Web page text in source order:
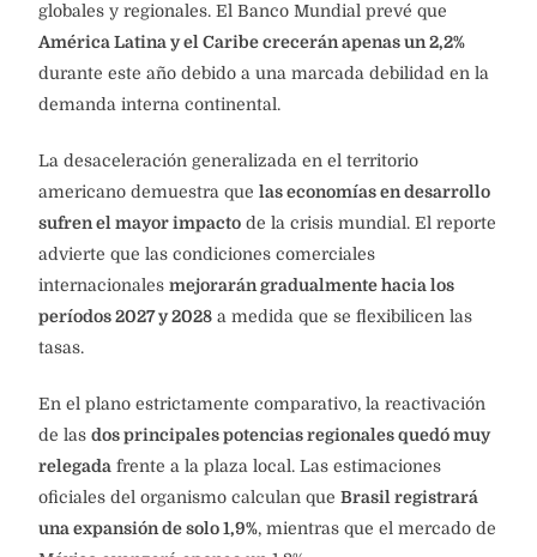
globales y regionales. El Banco Mundial prevé que
América Latina y el Caribe crecerán apenas un 2,2%
durante este año debido a una marcada debilidad en la
demanda interna continental.
La desaceleración generalizada en el territorio
americano demuestra que las economías en desarrollo
sufren el mayor impacto de la crisis mundial. El reporte
advierte que las condiciones comerciales
internacionales mejorarán gradualmente hacia los
períodos 2027 y 2028 a medida que se flexibilicen las
tasas.
En el plano estrictamente comparativo, la reactivación
de las dos principales potencias regionales quedó muy
relegada frente a la plaza local. Las estimaciones
oficiales del organismo calculan que Brasil registrará
una expansión de solo 1,9%, mientras que el mercado de